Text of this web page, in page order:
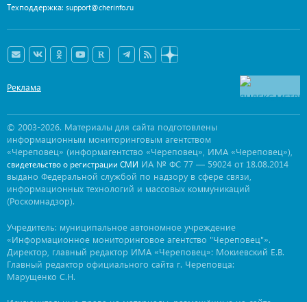
Техподдержка: support@cherinfo.ru
Реклама
© 2003-2026. Материалы для сайта подготовлены
информационным мониторинговым агентством
«Череповец» (информагентство «Череповец», ИМА «Череповец»),
свидетельство о регистрации СМИ ИА № ФС 77 — 59024 от 18.08.2014
выдано Федеральной службой по надзору в сфере связи,
информационных технологий и массовых коммуникаций
(Роскомнадзор).
Учредитель: муниципальное автономное учреждение
«Информационное мониторинговое агентство "Череповец"».
Директор, главный редактор ИМА «Череповец»: Мокиевский Е.В.
Главный редактор официального сайта г. Череповца:
Марущенко С.Н.